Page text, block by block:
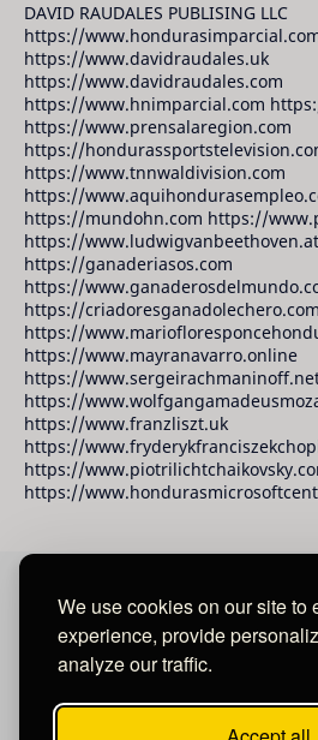
We use cookies on our site to
experience, provide
analyze our traffic.
DAVID RAUDALES PUBLISING LLC
https://
https://www.davidraudales.uk
https://www.davidraudales.com
https://www.hnimparcial.com
https://www.prensalaregion.com
https://
https://www.tnnwaldivision.com
https://
https://mundohn.com https://
https://www.ludwigvanbeethoven.at
https://ganaderiasos.com
https://
https://criadoresganadolechero.com
https://
https://www.mayranavarro.online
https://
https://
https://www.franzliszt.uk
https://
https://
https://
David Raudales
Salvador.